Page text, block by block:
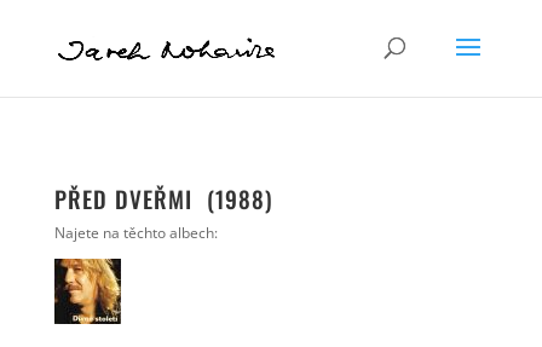
PŘED DVEŘMI (1988)
Najete na těchto albech: